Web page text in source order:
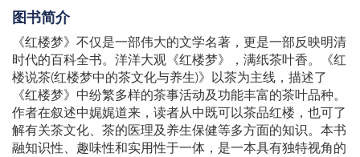
图书简介
《红楼梦》不仅是一部伟大的文学名著，更是一部反映明清
时代的百科全书。洋洋大观《红楼梦》，满纸茶叶香。《红
楼说茶(红楼梦中的茶文化与养生)》以茶为主线，描述了
《红楼梦》中纷繁多样的茶事活动及功能丰富的茶叶品种。
作者在叙述中娓娓道来，读者从中既可以茶品红楼，也可了
解有关茶文化、茶的医理及养生保健等多方面的知识。本书
融知识性、趣味性和实用性于一体，是一本具有独特视角的